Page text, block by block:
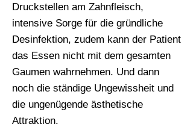
Druckstellen am Zahnfleisch,
intensive Sorge für die gründliche
Desinfektion, zudem kann der Patient
das Essen nicht mit dem gesamten
Gaumen wahrnehmen. Und dann
noch die ständige Ungewissheit und
die ungenügende ästhetische
Attraktion.